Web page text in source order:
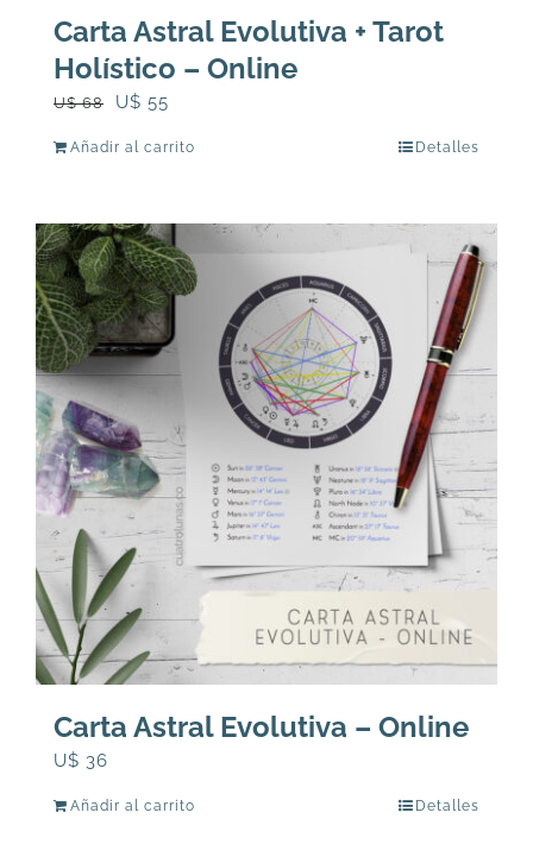
Carta Astral Evolutiva + Tarot
Holístico – Online
U$68
El
U$
68.
U$ 55
U$
55.
Añadir al carrito Detalles
Carta Astral Evolutiva – Online
U$ 36
Añadir al carrito Detalles